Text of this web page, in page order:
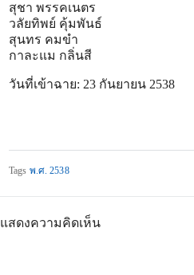
สุชา พรรคเนตร
วลัยทิพย์ คุ้มพันธ์
สุนทร คมขำ
กาละแม กลิ่นสี
วันที่เข้าฉาย: 23 กันยายน 2538
Tags พ.ศ. 2538
แสดงความคิดเห็น